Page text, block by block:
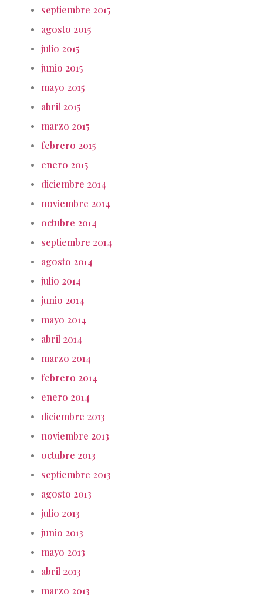
septiembre 2015
agosto 2015
julio 2015
junio 2015
mayo 2015
abril 2015
marzo 2015
febrero 2015
enero 2015
diciembre 2014
noviembre 2014
octubre 2014
septiembre 2014
agosto 2014
julio 2014
junio 2014
mayo 2014
abril 2014
marzo 2014
febrero 2014
enero 2014
diciembre 2013
noviembre 2013
octubre 2013
septiembre 2013
agosto 2013
julio 2013
junio 2013
mayo 2013
abril 2013
marzo 2013